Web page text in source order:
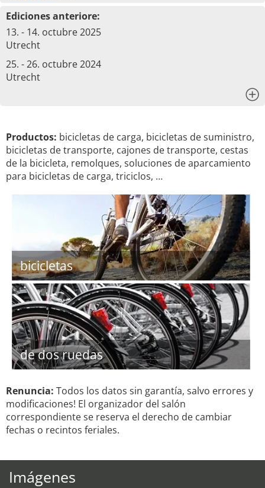
Ediciones anteriore:
13. - 14. octubre 2025
Utrecht
25. - 26. octubre 2024
Utrecht
Productos: bicicletas de carga, bicicletas de suministro,
bicicletas de transporte, cajones de transporte, cestas
de la bicicleta, remolques, soluciones de aparcamiento
para bicicletas de carga, triciclos, …
bicicletas
de dos ruedas
Renuncia: Todos los datos sin garantía, salvo errores y
modificaciones! El organizador del salón
correspondiente se reserva el derecho de cambiar
fechas o recintos feriales.
Imágenes